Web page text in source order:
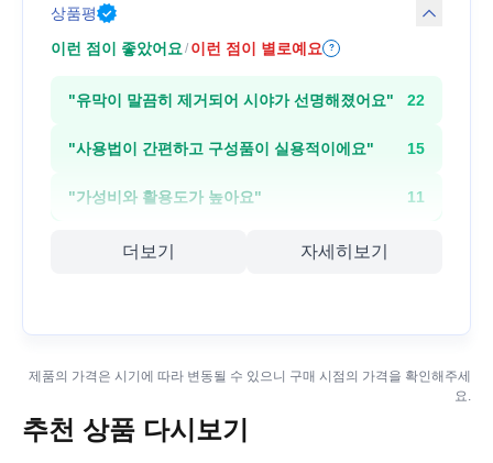
상품평
이런 점이 좋았어요 / 이런 점이 별로예요 ?
"유막이 말끔히 제거되어 시야가 선명해졌어요" 22
"사용법이 간편하고 구성품이 실용적이에요" 15
"가성비와 활용도가 높아요" 11
더보기 자세히보기
제품의 가격은 시기에 따라 변동될 수 있으니 구매 시점의 가격을 확인해주세
요.
추천 상품 다시보기